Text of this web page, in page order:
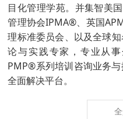
目化管理学苑。并集智美
管理协会IPMA®、英国
理标准委员会、以及全球
论与实践专家，专业从
PMP®系列培训咨询业务
全面解决平台。